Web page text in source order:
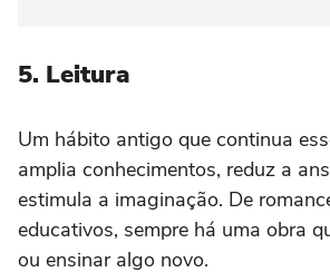
5. Leitura
Um hábito antigo que continua
amplia conhecimentos, reduz a
estimula a imaginação. De
educativos, sempre há uma obra
ou ensinar algo novo.